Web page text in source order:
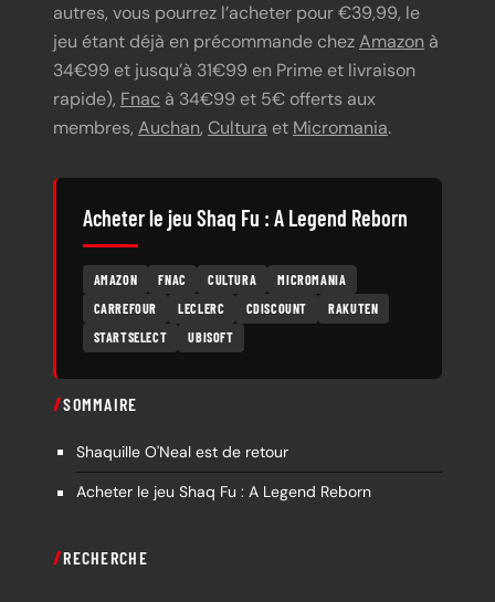
autres, vous pourrez l’acheter pour €39,99, le
jeu étant déjà en précommande chezAmazon à
34€99 et jusqu’à 31€99 en Prime et livraison
rapide), Fnac à 34€99 et 5€ offerts aux
membres, Auchan, Cultura et Micromania.
Acheter le jeu Shaq Fu : A Legend Reborn
AMAZON FNAC CULTURA
MICROMANIA
CARREFOUR
LECLERC CDISCOUNT
RAKUTEN
STARTSELECT
UBISOFT
SOMMAIRE
Shaquille O'Neal est de retour
Acheter le jeu Shaq Fu : A Legend Reborn
RECHERCHE